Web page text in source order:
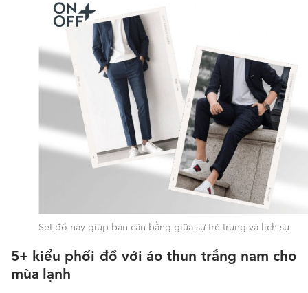
Set đồ này giúp bạn cân bằng giữa sự trẻ trung và lịch sự
5+ kiểu phối đồ với áo thun trắng nam cho
mùa lạnh